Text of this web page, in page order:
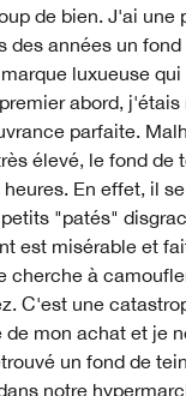
de bien. J'ai une
des années un
luxueuse
abord,
parfaite.
élevé, le fond de
En effet, il
"patés"
est misérable et
cherche à
C'est une
mon achat et je
un fond de
notre